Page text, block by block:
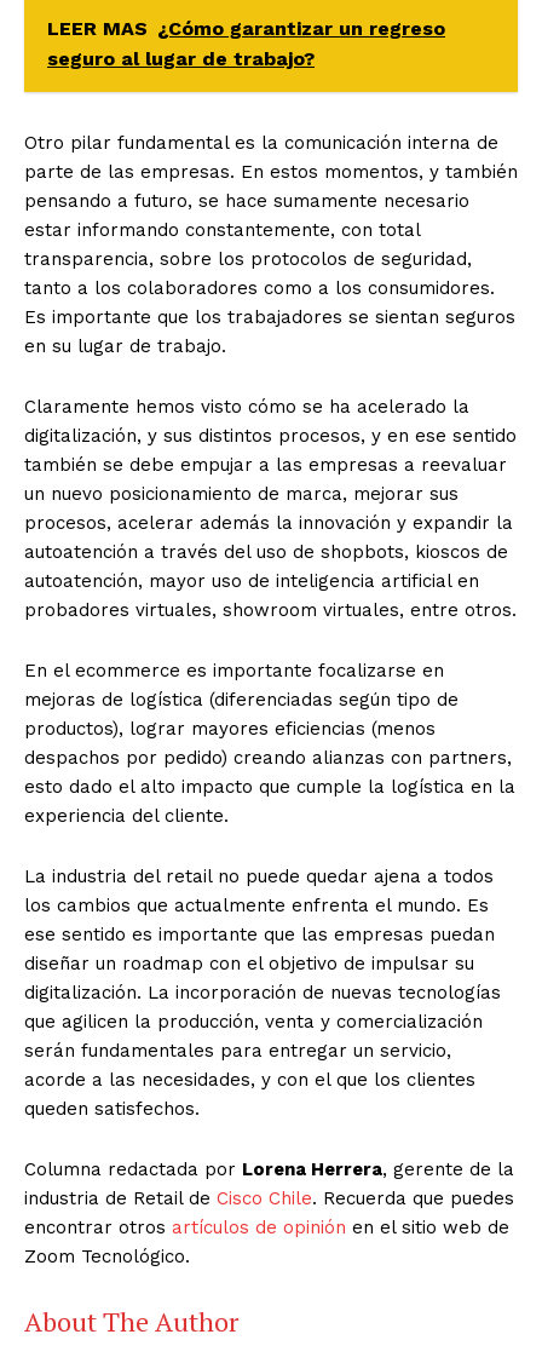
LEER MAS ¿Cómo garantizar un regreso
seguro al lugar de trabajo?
Otro pilar fundamental es la comunicación interna de
parte de las empresas. En estos momentos, y también
pensando a futuro, se hace sumamente necesario
estar informando constantemente, con total
transparencia, sobre los protocolos de seguridad,
tanto a los colaboradores como a los consumidores.
Es importante que los trabajadores se sientan seguros
en su lugar de trabajo.
Claramente hemos visto cómo se ha acelerado la
digitalización, y sus distintos procesos, y en ese sentido
también se debe empujar a las empresas a reevaluar
un nuevo posicionamiento de marca, mejorar sus
procesos, acelerar además la innovación y expandir la
autoatención a través del uso de shopbots, kioscos de
autoatención, mayor uso de inteligencia artificial en
probadores virtuales, showroom virtuales, entre otros.
En el ecommerce es importante focalizarse en
mejoras de logística (diferenciadas según tipo de
productos), lograr mayores eficiencias (menos
despachos por pedido) creando alianzas con partners,
esto dado el alto impacto que cumple la logística en la
experiencia del cliente.
La industria del retail no puede quedar ajena a todos
los cambios que actualmente enfrenta el mundo. Es
ese sentido es importante que las empresas puedan
diseñar un roadmap con el objetivo de impulsar su
digitalización. La incorporación de nuevas tecnologías
que agilicen la producción, venta y comercialización
serán fundamentales para entregar un servicio,
acorde a las necesidades, y con el que los clientes
queden satisfechos.
Columna redactada por Lorena Herrera, gerente de la
industria de Retail de Cisco Chile. Recuerda que puedes
encontrar otros artículos de opinión en el sitio web de
Zoom Tecnológico.
About The Author